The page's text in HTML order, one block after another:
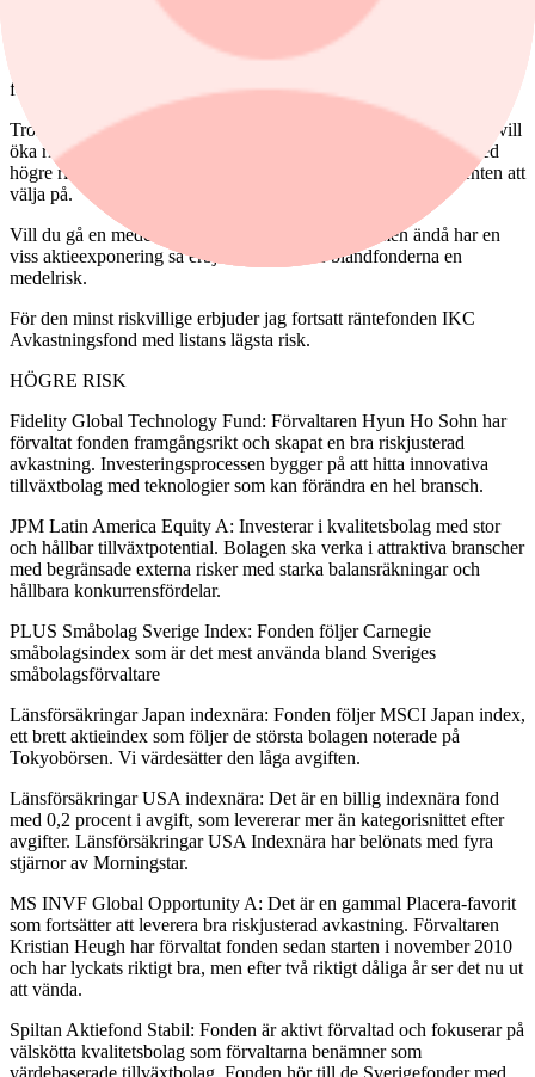
fondkategorierna. Men den aktiva och långsiktiga förvaltningen gör
att Placera tycker att fonden motiverar avgiften
fonder finns det olika risknivåer.
Tror du att det positiva börsklimatet håller i sig och känner att du vill
öka risken i fondportföljen, då hänvisar jag till övriga fonder med
högre risk. Det finns ytterligare sju fonder till inom det segmenten att
välja på.
Vill du gå en medelväg och reducera aktierisken men ändå har en
viss aktieexponering så erbjuder listans tre blandfonderna en
medelrisk.
För den minst riskvillige erbjuder jag fortsatt räntefonden IKC
Avkastningsfond med listans lägsta risk.
HÖGRE RISK
Fidelity Global Technology Fund: Förvaltaren Hyun Ho Sohn har
förvaltat fonden framgångsrikt och skapat en bra riskjusterad
avkastning. Investeringsprocessen bygger på att hitta innovativa
tillväxtbolag med teknologier som kan förändra en hel bransch.
JPM Latin America Equity A: Investerar i kvalitetsbolag med stor
och hållbar tillväxtpotential. Bolagen ska verka i attraktiva branscher
med begränsade externa risker med starka balansräkningar och
hållbara konkurrensfördelar.
PLUS Småbolag Sverige Index: Fonden följer Carnegie
småbolagsindex som är det mest använda bland Sveriges
småbolagsförvaltare
Länsförsäkringar Japan indexnära: Fonden följer MSCI Japan index,
ett brett aktieindex som följer de största bolagen noterade på
Tokyobörsen. Vi värdesätter den låga avgiften.
Länsförsäkringar USA indexnära: Det är en billig indexnära fond
med 0,2 procent i avgift, som levererar mer än kategorisnittet efter
avgifter. Länsförsäkringar USA Indexnära har belönats med fyra
stjärnor av Morningstar.
MS INVF Global Opportunity A: Det är en gammal Placera-favorit
som fortsätter att leverera bra riskjusterad avkastning. Förvaltaren
Kristian Heugh har förvaltat fonden sedan starten i november 2010
och har lyckats riktigt bra, men efter två riktigt dåliga år ser det nu ut
att vända.
Spiltan Aktiefond Stabil: Fonden är aktivt förvaltad och fokuserar på
välskötta kvalitetsbolag som förvaltarna benämner som
värdebaserade tillväxtbolag. Fonden hör till de Sverigefonder med